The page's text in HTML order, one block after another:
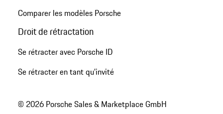
Comparer les modèles Porsche
Droit de rétractation
Se rétracter avec Porsche ID
Se rétracter en tant qu’invité
© 2026 Porsche Sales & Marketplace GmbH